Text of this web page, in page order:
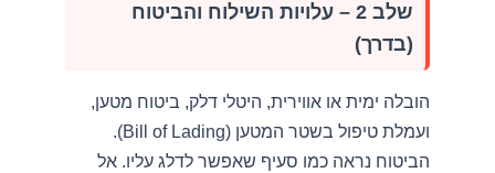
שלב 2 – עלויות השילוח והביטוח
(בדרך)
הובלה ימית או אווירית, היטלי דלק, ביטוח מטען,
ועמלת טיפול בשטר המטען (Bill of Lading).
הביטוח נראה כמו סעיף שאפשר לדלג עליו. אל